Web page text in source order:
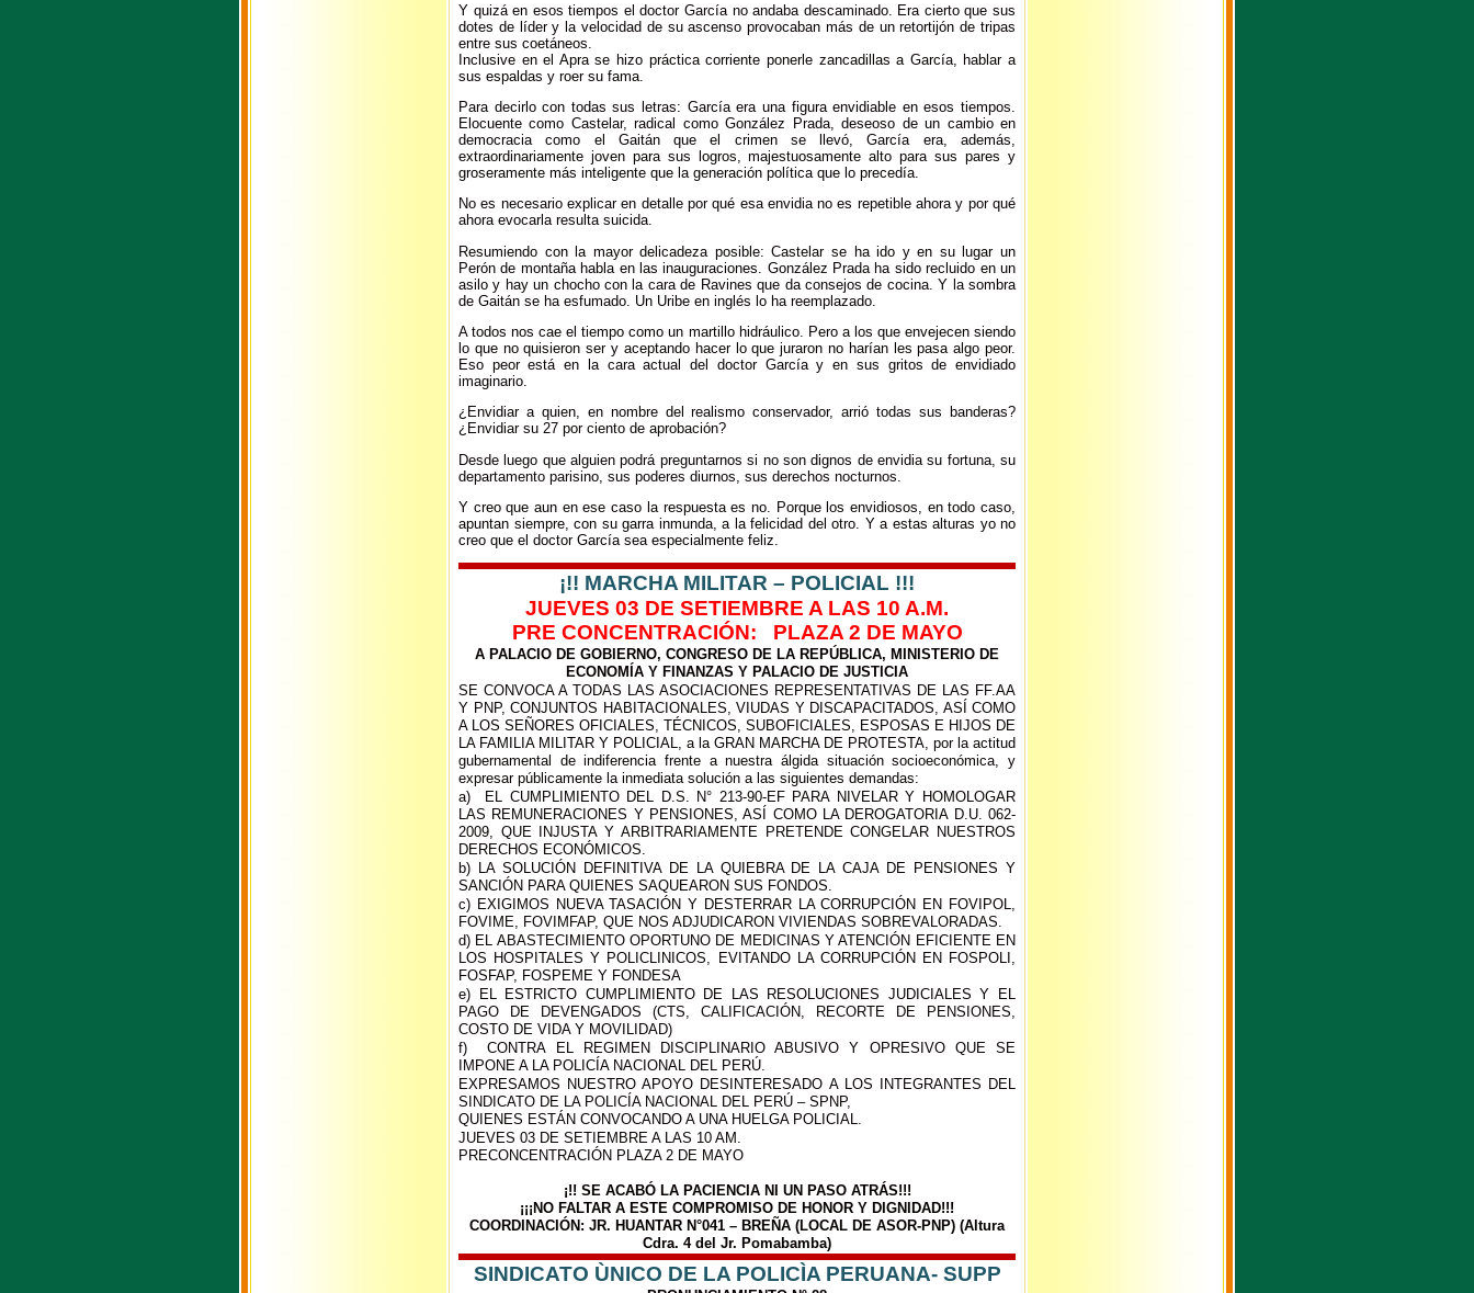
Y quizá en esos tiempos el doctor García no andaba descaminado. Era cierto que sus
dotes de líder y la velocidad de su ascenso provocaban más de un retortijón de tripas
entre sus coetáneos.
Inclusive en el Apra se hizo práctica corriente ponerle zancadillas a García, hablar a
sus espaldas y roer su fama.
Para decirlo con todas sus letras: García era una figura envidiable en esos tiempos.
Elocuente como Castelar, radical como González Prada, deseoso de un cambio en
democracia como el Gaitán que el crimen se llevó, García era, además,
extraordinariamente joven para sus logros, majestuosamente alto para sus pares y
groseramente más inteligente que la generación política que lo precedía.
No es necesario explicar en detalle por qué esa envidia no es repetible ahora y por qué
ahora evocarla resulta suicida.
Resumiendo con la mayor delicadeza posible: Castelar se ha ido y en su lugar un
Perón de montaña habla en las inauguraciones. González Prada ha sido recluido en un
asilo y hay un chocho con la cara de Ravines que da consejos de cocina. Y la sombra
de Gaitán se ha esfumado. Un Uribe en inglés lo ha reemplazado.
A todos nos cae el tiempo como un martillo hidráulico. Pero a los que envejecen siendo
lo que no quisieron ser y aceptando hacer lo que juraron no harían les pasa algo peor.
Eso peor está en la cara actual del doctor García y en sus gritos de envidiado
imaginario.
¿Envidiar a quien, en nombre del realismo conservador, arrió todas sus banderas?
¿Envidiar su 27 por ciento de aprobación?
Desde luego que alguien podrá preguntarnos si no son dignos de envidia su fortuna, su
departamento parisino, sus poderes diurnos, sus derechos nocturnos.
Y creo que aun en ese caso la respuesta es no. Porque los envidiosos, en todo caso,
apuntan siempre, con su garra inmunda, a la felicidad del otro. Y a estas alturas yo no
creo que el doctor García sea especialmente feliz.
¡!! MARCHA MILITAR – POLICIAL !!!
JUEVES 03 DE SETIEMBRE A LAS 10 A.M.
PRE CONCENTRACIÓN: PLAZA 2 DE MAYO
A PALACIO DE GOBIERNO, CONGRESO DE LA REPÚBLICA, MINISTERIO DE
ECONOMÍA Y FINANZAS Y PALACIO DE JUSTICIA
SE CONVOCA A TODAS LAS ASOCIACIONES REPRESENTATIVAS DE LAS FF.AA
Y PNP, CONJUNTOS HABITACIONALES, VIUDAS Y DISCAPACITADOS, ASÍ COMO
A LOS SEÑORES OFICIALES, TÉCNICOS, SUBOFICIALES, ESPOSAS E HIJOS DE
LA FAMILIA MILITAR Y POLICIAL, a la GRAN MARCHA DE PROTESTA, por la actitud
gubernamental de indiferencia frente a nuestra álgida situación socioeconómica, y
expresar públicamente la inmediata solución a las siguientes demandas:
a) EL CUMPLIMIENTO DEL D.S. N° 213-90-EF PARA NIVELAR Y HOMOLOGAR
LAS REMUNERACIONES Y PENSIONES, ASÍ COMO LA DEROGATORIA D.U. 062-
2009, QUE INJUSTA Y ARBITRARIAMENTE PRETENDE CONGELAR NUESTROS
DERECHOS ECONÓMICOS.
b) LA SOLUCIÓN DEFINITIVA DE LA QUIEBRA DE LA CAJA DE PENSIONES Y
SANCIÓN PARA QUIENES SAQUEARON SUS FONDOS.
c) EXIGIMOS NUEVA TASACIÓN Y DESTERRAR LA CORRUPCIÓN EN FOVIPOL,
FOVIME, FOVIMFAP, QUE NOS ADJUDICARON VIVIENDAS SOBREVALORADAS.
d) EL ABASTECIMIENTO OPORTUNO DE MEDICINAS Y ATENCIÓN EFICIENTE EN
LOS HOSPITALES Y POLICLINICOS, EVITANDO LA CORRUPCIÓN EN FOSPOLI,
FOSFAP, FOSPEME Y FONDESA
e) EL ESTRICTO CUMPLIMIENTO DE LAS RESOLUCIONES JUDICIALES Y EL
PAGO DE DEVENGADOS (CTS, CALIFICACIÓN, RECORTE DE PENSIONES,
COSTO DE VIDA Y MOVILIDAD)
f) CONTRA EL REGIMEN DISCIPLINARIO ABUSIVO Y OPRESIVO QUE SE
IMPONE A LA POLICÍA NACIONAL DEL PERÚ.
EXPRESAMOS NUESTRO APOYO DESINTERESADO A LOS INTEGRANTES DEL
SINDICATO DE LA POLICÍA NACIONAL DEL PERÚ – SPNP,
QUIENES ESTÁN CONVOCANDO A UNA HUELGA POLICIAL.
JUEVES 03 DE SETIEMBRE A LAS 10 AM.
PRECONCENTRACIÓN PLAZA 2 DE MAYO
¡!! SE ACABÓ LA PACIENCIA NI UN PASO ATRÁS!!!
¡¡¡NO FALTAR A ESTE COMPROMISO DE HONOR Y DIGNIDAD!!!
COORDINACIÓN: JR. HUANTAR N°041 – BREÑA (LOCAL DE ASOR-PNP) (Altura
Cdra. 4 del Jr. Pomabamba)
SINDICATO ÙNICO DE LA POLICÌA PERUANA- SUPP